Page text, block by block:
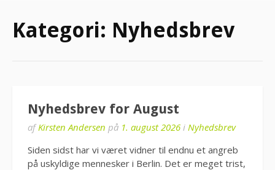
Kategori: Nyhedsbrev
Nyhedsbrev for August
afKirsten Andersen på 1. august 2026 i Nyhedsbrev
Siden sidst har vi været vidner til endnu et angreb
på uskyldige mennesker i Berlin. Det er meget trist,